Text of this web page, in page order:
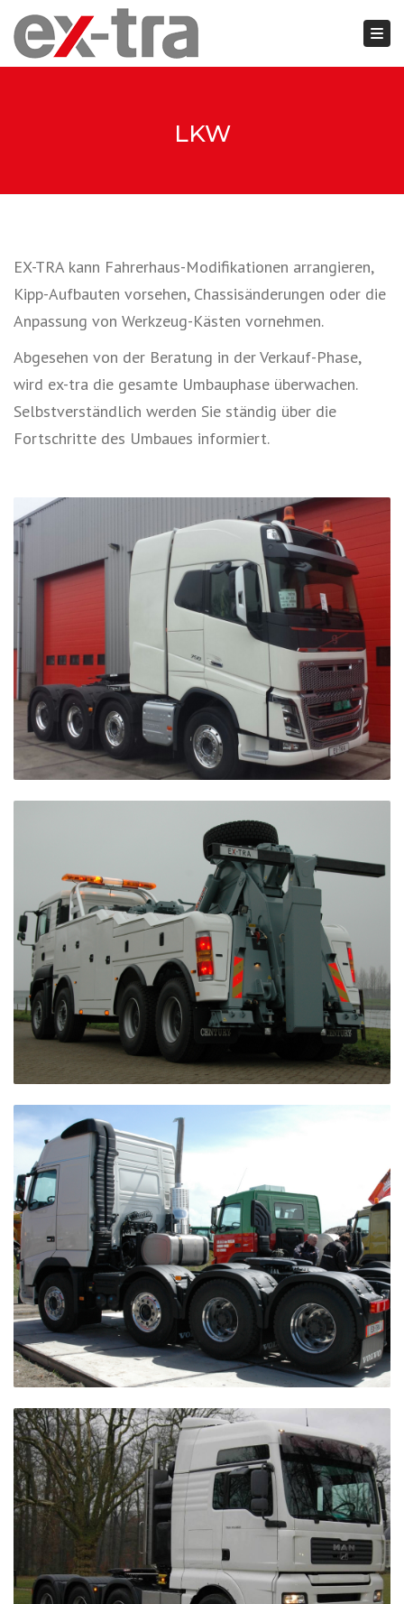
LKW
EX-TRA kann Fahrerhaus-Modifikationen arrangieren,
Kipp-Aufbauten vorsehen, Chassisänderungen oder die
Anpassung von Werkzeug-Kästen vornehmen.
Abgesehen von der Beratung in der Verkauf-Phase,
wird ex-tra die gesamte Umbauphase überwachen.
Selbstverständlich werden Sie ständig über die
Fortschritte des Umbaues informiert.